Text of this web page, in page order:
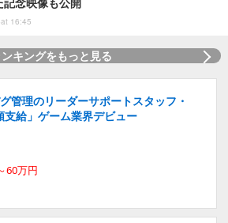
16:45
キングをもっと見る
管理のリーダーサポートスタッフ・
支給」ゲーム業界デビュー
60万円